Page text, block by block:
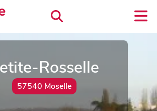
Rosselle
57540 Moselle